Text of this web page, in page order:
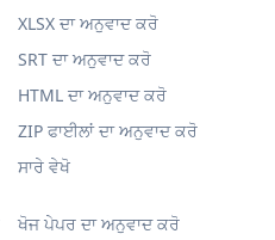
ਖੋਜ ਪੇਪਰ ਦਾ ਅਨੁਵਾਦ ਕਰੋ
XLSX ਦਾ ਅਨੁਵਾਦ ਕਰੋ
SRT ਦਾ ਅਨੁਵਾਦ ਕਰੋ
HTML ਦਾ ਅਨੁਵਾਦ ਕਰੋ
ZIP ਫਾਈਲਾਂ ਦਾ ਅਨੁਵਾਦ ਕਰੋ
ਸਾਰੇ ਵੇਖੋ